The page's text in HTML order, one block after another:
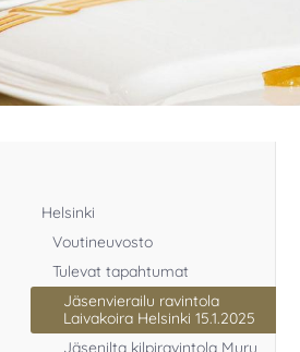
Helsinki
Voutineuvosto
Tulevat tapahtumat
Jäsenvierailu ravintola
Laivakoira Helsinki 15.1.2025